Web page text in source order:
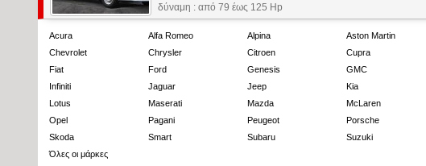
δύναμη : από 79 έως 125 Hp
Acura Alfa Romeo Alpina Aston Martin
Chevrolet
Chrysler Citroen Cupra
Fiat
Ford Genesis GMC
Infiniti
Jaguar Jeep Kia
Lotus
Maserati Mazda McLaren
Opel
Pagani Peugeot Porsche
Skoda
Smart Subaru Suzuki
Όλες οι μάρκες